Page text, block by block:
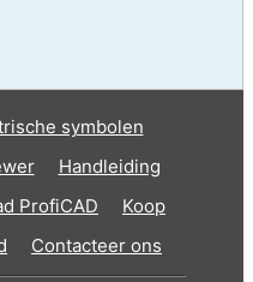
symbolen
Handleiding
ProfiCAD
Koop
Contacteer ons